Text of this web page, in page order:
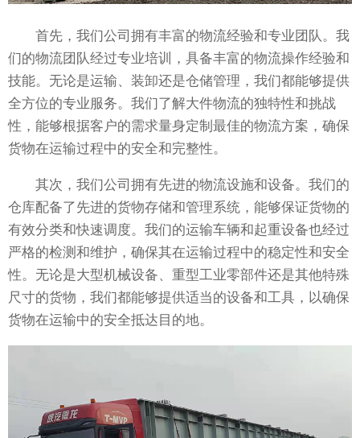
首先，我们公司拥有丰富的物流经验和专业团队。我
们的物流团队经过专业培训，具备丰富的物流操作经验和
技能。无论是运输、装卸还是仓储管理，我们都能够提供
全方位的专业服务。我们了解大件物流的独特性和挑战
性，能够根据客户的需求量身定制最佳的物流方案，确保
货物在运输过程中的安全和完整性。
其次，我们公司拥有先进的物流设施和设备。我们的
仓库配备了先进的货物存储和管理系统，能够保证货物的
有效分类和快速调度。我们的运输车辆和起重设备也经过
严格的检测和维护，确保其在运输过程中的稳定性和安全
性。无论是大型机械设备、重型工业零部件还是其他特殊
尺寸的货物，我们都能够提供适当的设备和工具，以确保
货物在运输中的安全抵达目的地。